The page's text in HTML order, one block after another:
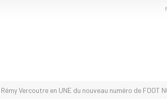
Rémy Vercoutre en UNE du nouveau numéro de FOOT